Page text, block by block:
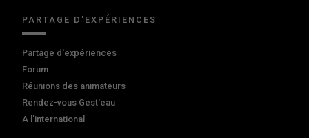
PARTAGE D'EXPÉRIENCES
Partage d'expériences
Forum
Réunions des animateurs
Rendez-vous Gest'eau
A l'international